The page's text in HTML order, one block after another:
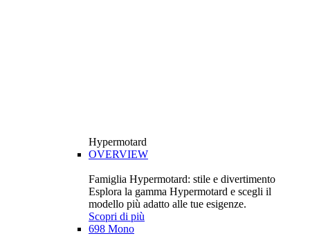
Hypermotard
OVERVIEW
Famiglia Hypermotard: stile e divertimento
Esplora la gamma Hypermotard e scegli il
modello più adatto alle tue esigenze.
Scopri di più
698 Mono